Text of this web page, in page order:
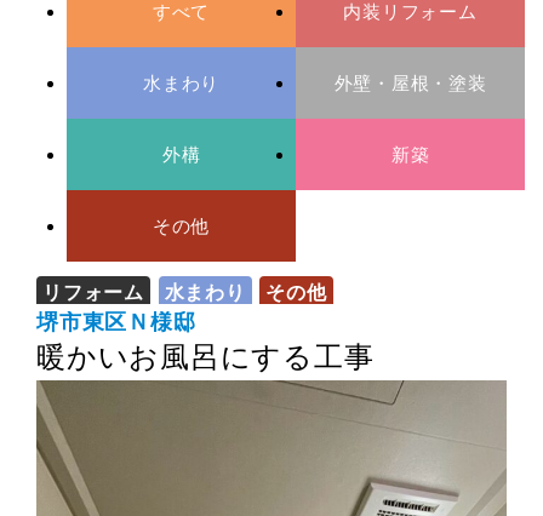
すべて 内装リフォーム
水まわり 外壁・屋根・塗装
外構 新築
その他
リフォーム 水まわり その他
堺市東区Ｎ様邸
暖かいお風呂にする工事